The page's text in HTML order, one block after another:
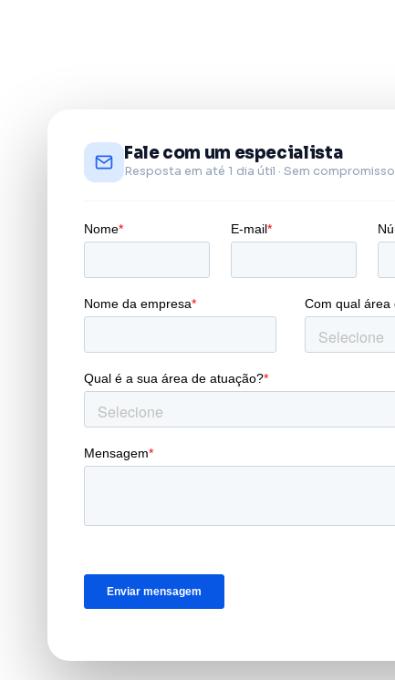
Fale com um especialista
Resposta em até 1 dia útil · Sem compromisso